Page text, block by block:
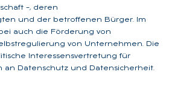
–, deren
und der betroffenen Bürger. Im
auch die Förderung von
von Unternehmen. Die
Interessensvertretung für
an Datenschutz und Datensicherheit.